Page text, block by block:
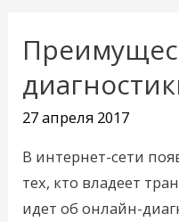
27 апреля 2017
В интернет-сети
тех, кто владеет
идет об онлайн-
Преимущества
онлайн
диагностики
автомобиля